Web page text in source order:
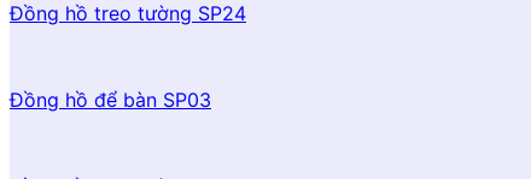
Đồng hồ treo tường SP24
Đồng hồ để bàn SP03